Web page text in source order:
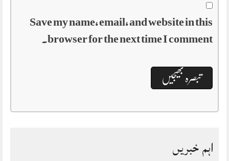
Save my name, email, and website in this
browser for the next time I comment.
اہم خبریں